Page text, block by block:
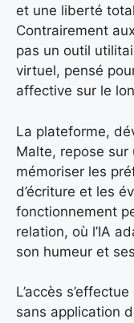
et une liberté
Contrairement
pas un outil
virtuel, pensé
affective sur le
La plateforme,
Malte, repose sur
mémoriser les
d’écriture et les
fonctionnement
relation, où l’IA
son humeur et
L’accès
sans application